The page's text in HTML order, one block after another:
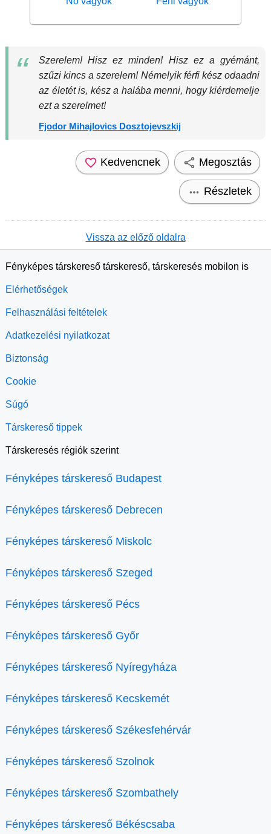
Szerelem! Hisz ez minden! Hisz ez a gyémánt,
szűzi kincs a szerelem! Némelyik férfi kész odaadni
az életét is, kész a halába menni, hogy kiérdemelje
ezt a szerelmet!
Fjodor Mihajlovics Dosztojevszkij
Kedvencnek Megosztás
Részletek
Vissza az előző oldalra
Fényképes társkereső társkereső, társkeresés mobilon is
Elérhetőségek
Felhasználási feltételek
Adatkezelési nyilatkozat
Biztonság
Cookie
Súgó
Társkereső tippek
Társkeresés régiók szerint
Fényképes társkereső Budapest
Fényképes társkereső Debrecen
Fényképes társkereső Miskolc
Fényképes társkereső Szeged
Fényképes társkereső Pécs
Fényképes társkereső Győr
Fényképes társkereső Nyíregyháza
Fényképes társkereső Kecskemét
Fényképes társkereső Székesfehérvár
Fényképes társkereső Szolnok
Fényképes társkereső Szombathely
Fényképes társkereső Békéscsaba